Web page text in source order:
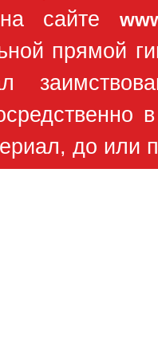
на сайте
прямой
до или